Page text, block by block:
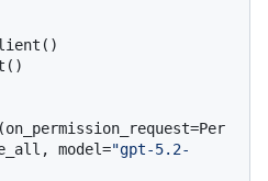
model="gpt-5.2-